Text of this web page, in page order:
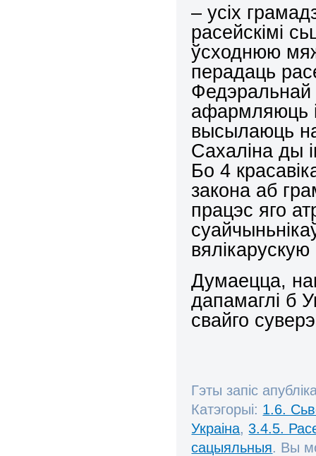
– усіх
расейскімі
ўсходнюю
перадаць
афармляюць
высылаюць
Сахаліна ды
Бо 4
закона аб
працэс яго
вялікарускую
Думаецца,
дапамаглі б
свайго
Гэты запіс
Катэгорыі: 1.6.
Украіна, 3.4.5.
сацыяльныя. Вы